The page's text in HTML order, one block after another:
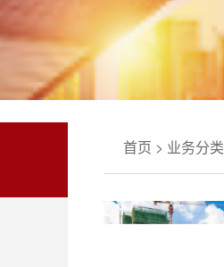
首页 > 业务分类